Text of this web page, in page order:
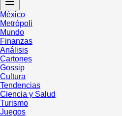
México
Metrópoli
Mundo
Finanzas
Análisis
Cartones
Gossip
Cultura
Tendencias
Ciencia y Salud
Turismo
Juegos